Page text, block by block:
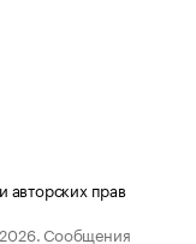
прав
Сообщения